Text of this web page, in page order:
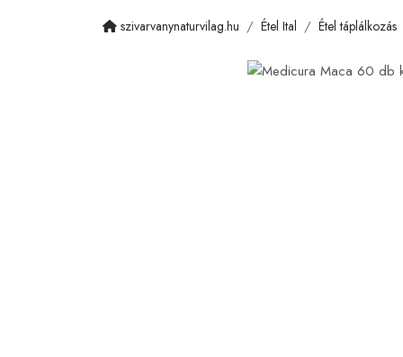
szivarvanynaturvilag.hu Étel Ital Étel táplálkozás